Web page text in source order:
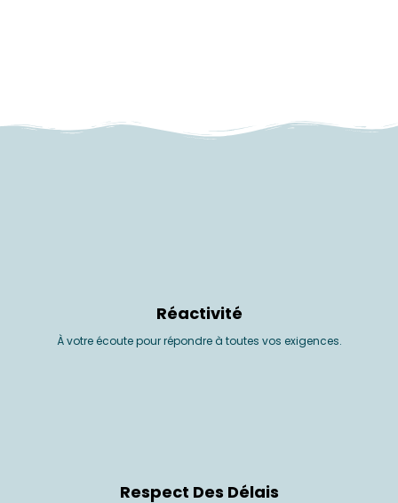
Réactivité
À votre écoute pour répondre à toutes vos exigences.
Respect Des Délais